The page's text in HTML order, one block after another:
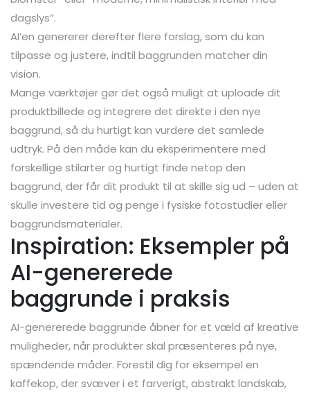
dagslys”.
AI’en genererer derefter flere forslag, som du kan
tilpasse og justere, indtil baggrunden matcher din
vision.
Mange værktøjer gør det også muligt at uploade dit
produktbillede og integrere det direkte i den nye
baggrund, så du hurtigt kan vurdere det samlede
udtryk. På den måde kan du eksperimentere med
forskellige stilarter og hurtigt finde netop den
baggrund, der får dit produkt til at skille sig ud – uden at
skulle investere tid og penge i fysiske fotostudier eller
baggrundsmaterialer.
Inspiration: Eksempler på
AI-genererede
baggrunde i praksis
AI-genererede baggrunde åbner for et væld af kreative
muligheder, når produkter skal præsenteres på nye,
spændende måder. Forestil dig for eksempel en
kaffekop, der svæver i et farverigt, abstrakt landskab,